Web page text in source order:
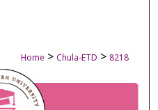
Home > Chula-ETD > 8218